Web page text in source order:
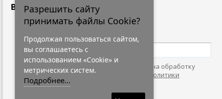
Вакансии
Подпишитесь
Нажимая на кнопку, я даю согласие на обработку
персональных данных. С условиями
"Политики
Конфидециальности"
Разрешить сайту
принимать файлы Cookie?
Продолжая пользоваться сайтом,
вы соглашаетесь с
использованием «Cookie» и
метрических систем.
Подробнее...